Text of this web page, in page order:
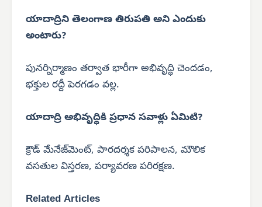
యాదాద్రిని తెలంగాణ తిరుపతి అని ఎందుకు
అంటారు?
పునర్నిర్మాణం తర్వాత భారీగా అభివృద్ధి చెందడం,
భక్తుల రద్దీ పెరగడం వల్ల.
యాదాద్రి అభివృద్ధికి ప్రధాన సవాళ్లు ఏమిటి?
క్రౌడ్ మేనేజ్‌మెంట్, పారదర్శక పరిపాలన, మౌలిక
వసతుల విస్తరణ, పర్యావరణ పరిరక్షణ.
Related Articles